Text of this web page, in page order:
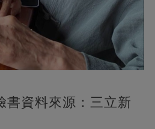
書資料來源：三立新